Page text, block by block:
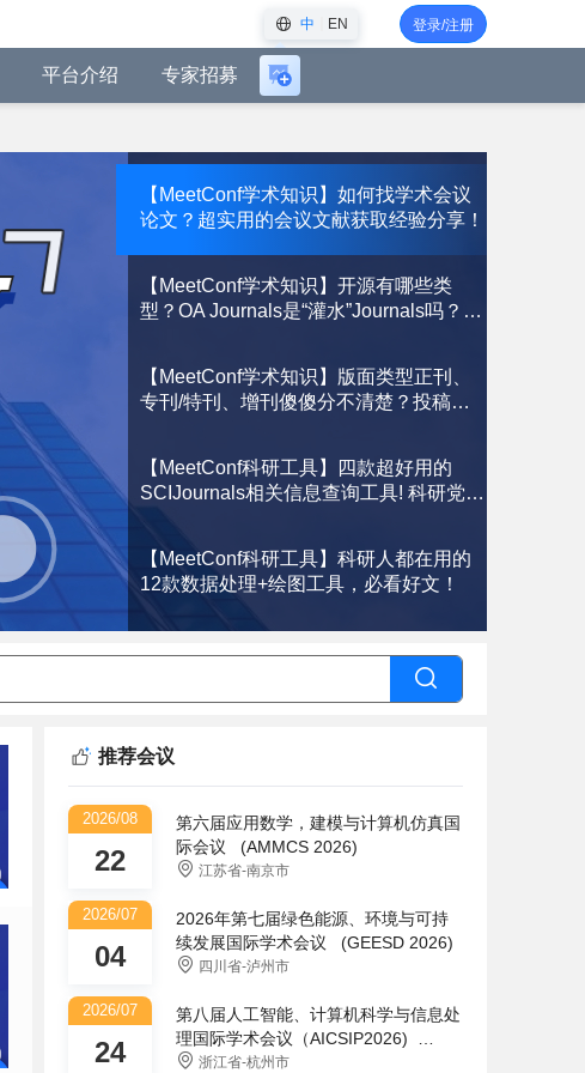
中 EN 登录/注册
平台介绍 专家招募
录
可
创
建
议
【MeetConf学术知识】如何找学术会议
论文？超实用的会议文献获取经验分享！
【MeetConf学术知识】开源有哪些类
型？OA Journals是“灌水”Journals吗？
【MeetConf学术知识】版面类型正刊、
专刊/特刊、增刊傻傻分不清楚？投稿前
【MeetConf科研工具】四款超好用的
SCIJournals相关信息查询工具! 科研党必
【MeetConf科研工具】科研人都在用的
12款数据处理+绘图工具，必看好文！
推荐会议
2026/08
22
第六届应用数学，建模与计算机仿真国
际会议 (AMMCS 2026)
江苏省-南京市
2026/07
04
2026年第七届绿色能源、环境与可持
续发展国际学术会议 (GEESD 2026)
四川省-泸州市
2026/07
24
第八届人工智能、计算机科学与信息处
理国际学术会议（AICSIP2026)
(AICSIP)
浙江省-杭州市